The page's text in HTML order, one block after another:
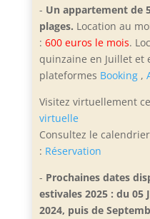
- Un appartement de
plages. Location au
: 600 euros le mois.
quinzaine en Juillet et
plateformes Booking,
Visitez virtuellement
virtuelle
Consultez le
: Réservation
- Prochaines dates
estivales 2025 : du 05
2024, puis de